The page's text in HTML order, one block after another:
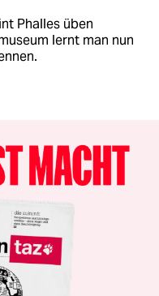
Phalles üben
lernt man nun